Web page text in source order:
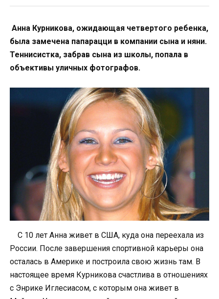
Анна Курникова, ожидающая четвертого ребенка,
была замечена папарацци в компании сына и няни.
Теннисистка, забрав сына из школы, попала в
объективы уличных фотографов.
С 10 лет Анна живет в США, куда она переехала из
России. После завершения спортивной карьеры она
осталась в Америке и построила свою жизнь там. В
настоящее время Курникова счастлива в отношениях
с Энрике Иглесиасом, с которым она живет в